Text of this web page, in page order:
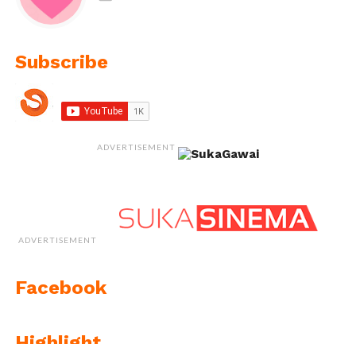
Subscribe
ADVERTISEMENT
ADVERTISEMENT
Facebook